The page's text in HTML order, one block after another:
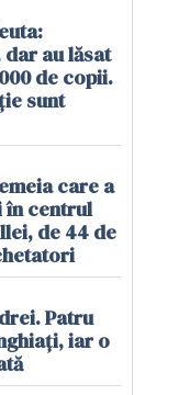
au lăsat
de copii.
sunt
care a
în centrul
de 44 de
Patru
iar o